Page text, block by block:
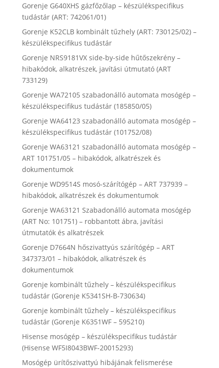
Gorenje G640XHS gázfőzőlap – készülékspecifikus
tudástár (ART: 742061/01)
Gorenje K52CLB kombinált tűzhely (ART: 730125/02) –
készülékspecifikus tudástár
Gorenje NRS9181VX side-by-side hűtőszekrény –
hibakódok, alkatrészek, javítási útmutató (ART
733129)
Gorenje WA72105 szabadonálló automata mosógép –
készülékspecifikus tudástár (185850/05)
Gorenje WA64123 szabadonálló automata mosógép –
készülékspecifikus tudástár (101752/08)
Gorenje WA63121 szabadonálló automata mosógép –
ART 101751/05 – hibakódok, alkatrészek és
dokumentumok
Gorenje WD9514S mosó-szárítógép – ART 737939 –
hibakódok, alkatrészek és dokumentumok
Gorenje WA63121 Szabadonálló automata mosógép
(ART No: 101751) – robbantott ábra, javítási
útmutatók és alkatrészek
Gorenje D7664N hőszivattyús szárítógép – ART
347373/01 – hibakódok, alkatrészek és
dokumentumok
Gorenje kombinált tűzhely – készülékspecifikus
tudástár (Gorenje K5341SH-B-730634)
Gorenje kombinált tűzhely – készülékspecifikus
tudástár (Gorenje K6351WF – 595210)
Hisense mosógép – készülékspecifikus tudástár
(Hisense WF5I8043BWF-20015293)
Mosógép ürítőszivattyú hibájának felismerése